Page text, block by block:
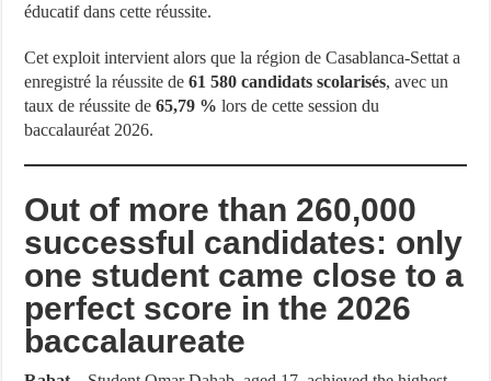
éducatif dans cette réussite.
Cet exploit intervient alors que la région de Casablanca-Settat a
enregistré la réussite de61 580 candidats scolarisés, avec un
taux de réussite de65,79 % lors de cette session du
baccalauréat 2026.
Out of more than 260,000
successful candidates: only
one student came close to a
perfect score in the 2026
baccalaureate